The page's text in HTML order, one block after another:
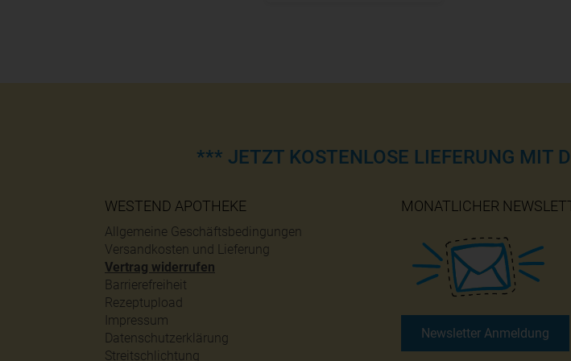
*** JETZT KOSTENLOSE LIEFERUNG MIT
WESTEND APOTHEKE
Allgemeine Geschäftsbedingungen
Versandkosten und Lieferung
Vertrag widerrufen
Barrierefreiheit
Rezeptupload
Impressum
Datenschutzerklärung
Streitschlichtung
MONATLICHER
Newsletter Anmeldung